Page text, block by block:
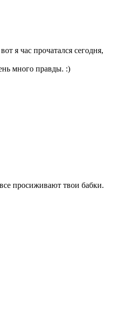
я час прочатался сегодня,
много правды. :)
просиживают твои бабки.